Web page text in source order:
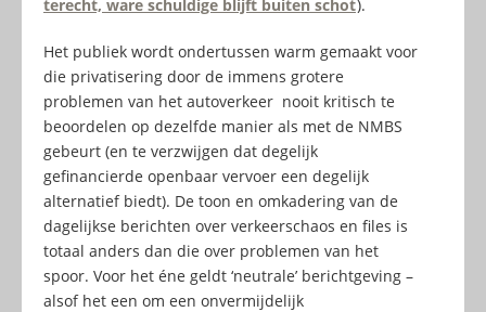
terecht, ware schuldige blijft buiten schot).
Het publiek wordt ondertussen warm gemaakt voor
die privatisering door de immens grotere
problemen van het autoverkeer nooit kritisch te
beoordelen op dezelfde manier als met de NMBS
gebeurt (en te verzwijgen dat degelijk
gefinancierde openbaar vervoer een degelijk
alternatief biedt). De toon en omkadering van de
dagelijkse berichten over verkeerschaos en files is
totaal anders dan die over problemen van het
spoor. Voor het éne geldt ‘neutrale’ berichtgeving –
alsof het een om een onvermijdelijk